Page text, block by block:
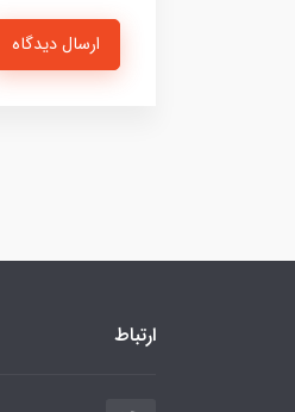
ارسال دیدگاه
ارتباط